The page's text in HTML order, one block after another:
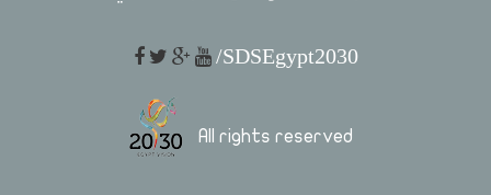
/SDSEgypt2030
All rights reserved